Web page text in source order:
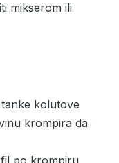
mikserom ili
kolutove
krompira da